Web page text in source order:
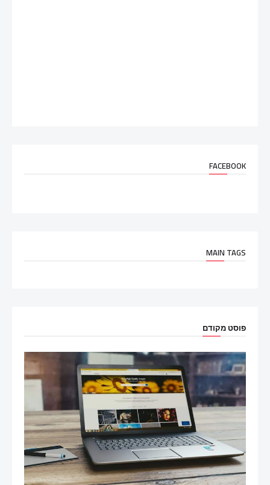
FACEBOOK
MAIN TAGS
פוסט מקודם